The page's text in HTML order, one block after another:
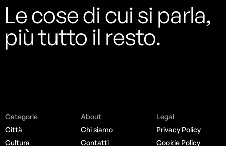
Le cose di cui si parla,
più tutto il resto.
Categorie
Città
Cultura
About
Chi siamo
Contatti
Legal
Privacy Policy
Cookie Policy